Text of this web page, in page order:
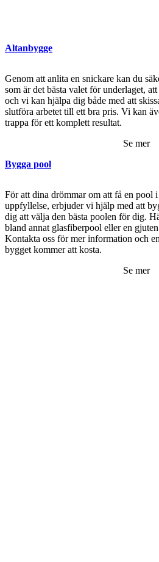
Altanbygge
Genom att anlita en snickare kan du
som är det bästa valet för underlaget,
och vi kan hjälpa dig både med att
slutföra arbetet till ett bra pris. Vi kan
trappa för ett komplett resultat.
Se mer
Bygga pool
För att dina drömmar om att få en pool
uppfyllelse, erbjuder vi hjälp med att
dig att välja den bästa poolen för dig.
bland annat glasfiberpool eller en
Kontakta oss för mer information och
bygget kommer att kosta.
Se mer